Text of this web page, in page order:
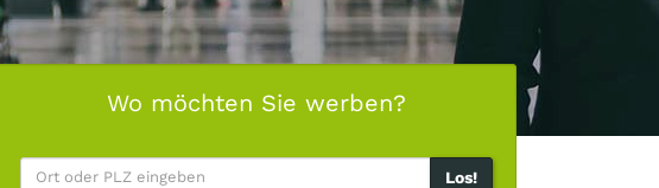
Wo möchten Sie werben?
Los!